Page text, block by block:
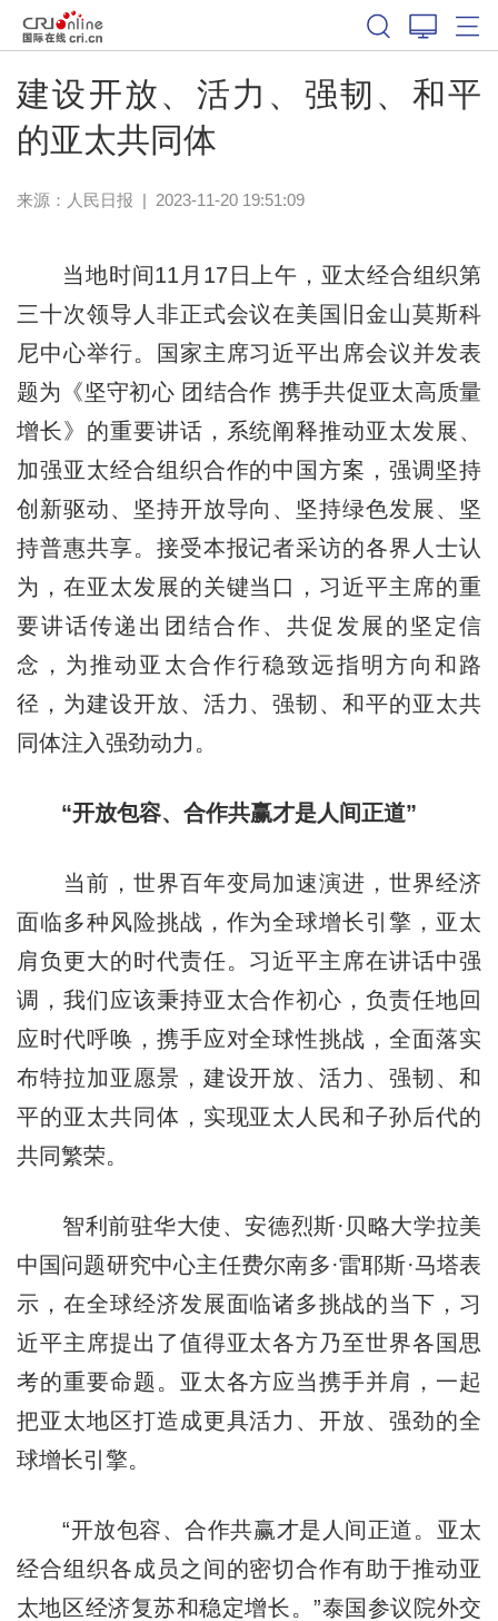
建设开放、活力、强韧、和平
的亚太共同体
来源： 人民日报 | 2023-11-20 19:51:09
当地时间11月17日上午，亚太经合组织第
三十次领导人非正式会议在美国旧金山莫斯科
尼中心举行。国家主席习近平出席会议并发表
题为《坚守初心 团结合作 携手共促亚太高质量
增长》的重要讲话，系统阐释推动亚太发展、
加强亚太经合组织合作的中国方案，强调坚持
创新驱动、坚持开放导向、坚持绿色发展、坚
持普惠共享。接受本报记者采访的各界人士认
为，在亚太发展的关键当口，习近平主席的重
要讲话传递出团结合作、共促发展的坚定信
念，为推动亚太合作行稳致远指明方向和路
径，为建设开放、活力、强韧、和平的亚太共
同体注入强劲动力。
“开放包容、合作共赢才是人间正道”
当前，世界百年变局加速演进，世界经济
面临多种风险挑战，作为全球增长引擎，亚太
肩负更大的时代责任。习近平主席在讲话中强
调，我们应该秉持亚太合作初心，负责任地回
应时代呼唤，携手应对全球性挑战，全面落实
布特拉加亚愿景，建设开放、活力、强韧、和
平的亚太共同体，实现亚太人民和子孙后代的
共同繁荣。
智利前驻华大使、安德烈斯·贝略大学拉美
中国问题研究中心主任费尔南多·雷耶斯·马塔表
示，在全球经济发展面临诸多挑战的当下，习
近平主席提出了值得亚太各方乃至世界各国思
考的重要命题。亚太各方应当携手并肩，一起
把亚太地区打造成更具活力、开放、强劲的全
球增长引擎。
“开放包容、合作共赢才是人间正道。亚太
经合组织各成员之间的密切合作有助于推动亚
太地区经济复苏和稳定增长。”泰国参议院外交